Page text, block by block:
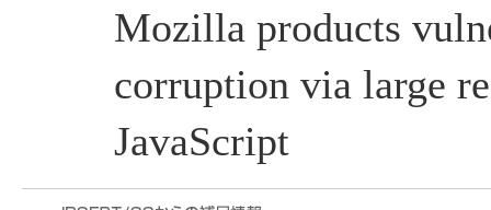
Mozilla products
corruption via large
JavaScript